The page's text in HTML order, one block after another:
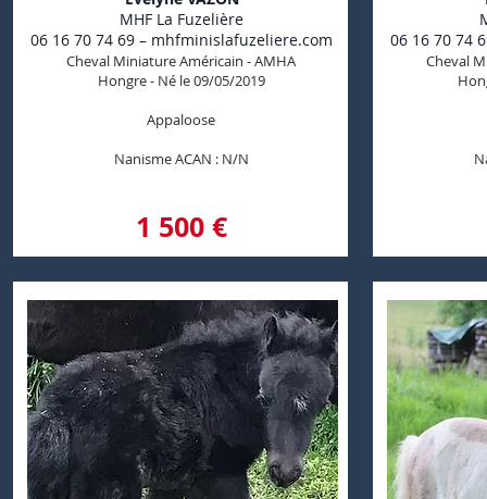
MHF La Fuzelière
06 16 70 74 69 – mhfminislafuzeliere.com
Cheval Miniature Américain - AMHA
Hongre - Né le 09/05/2019
Appaloose
Nanisme ACAN : N/N
1 500 €
06 16 70 74
Cheval